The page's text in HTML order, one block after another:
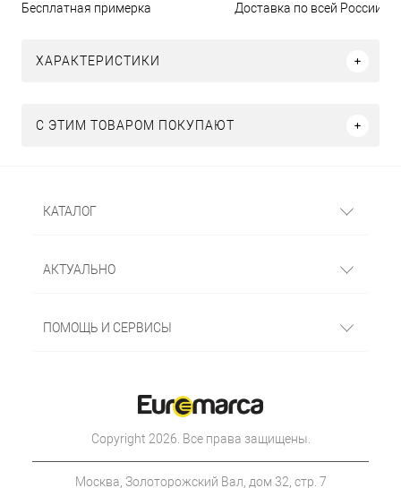
Бесплатная примерка Доставка по всей России
ХАРАКТЕРИСТИКИ
С ЭТИМ ТОВАРОМ ПОКУПАЮТ
КАТАЛОГ
АКТУАЛЬНО
ПОМОЩЬ И СЕРВИСЫ
Copyright 2026. Все права защищены.
Москва, Золоторожский Вал, дом 32, стр. 7